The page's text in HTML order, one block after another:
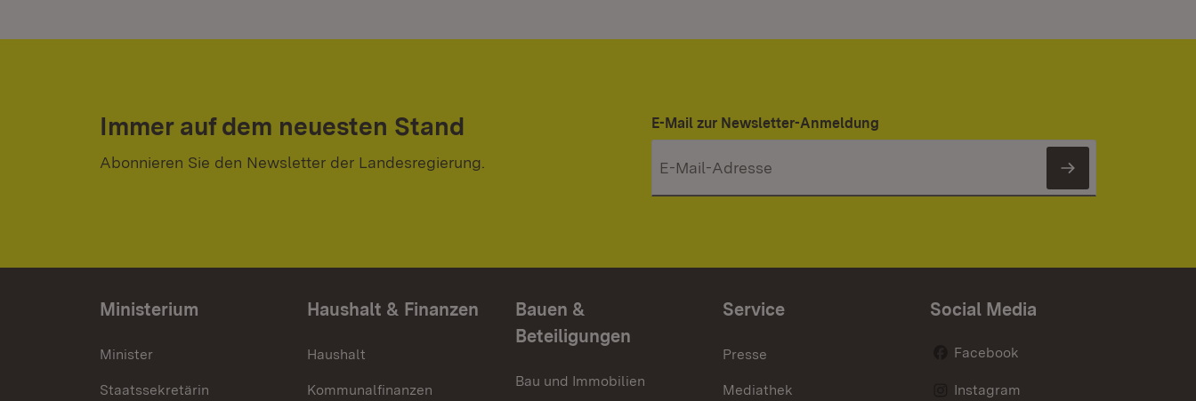
Immer auf dem neuesten Stand
Abonnieren Sie den Newsletter der Landesregierung.
E-Mail zur Newsletter-Anmeldung
Newsletter
Ministerium
Minister
Staatssekretärin
Haushalt & Finanzen
Haushalt
Kommunalfinanzen
Bauen &
Beteiligungen
Bau und Immobilien
Service
Presse
Mediathek
Social Media
Facebook
Instagram